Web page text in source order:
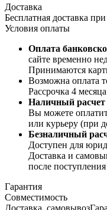
Доставка
Бесплатная доставка
Условия оплаты
Оплата
сайте временно
Принимаются
Возможна оплата
Рассрочка 4 месяца
Наличный расчет
Вы можете
или курьеру (при
Безналичный
Доступен для
Доставка и
после
Гарантия
Совместимость
Доставка, самовывоз